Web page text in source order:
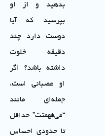
بدهید و از او
بپرسید که آیا
دوست دارد چند
دقیقه خلوت
داشته باشد؟ اگر
او عصبانی است،
جمله‌ای مانند
“می‌فهمتت” حداقل
تا حدودی احساس